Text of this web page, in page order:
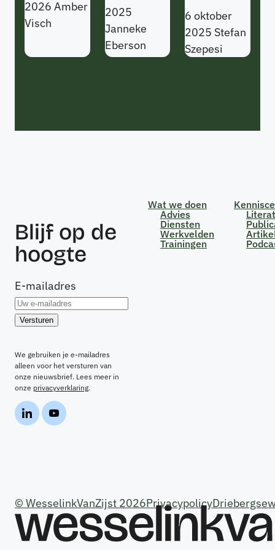
2026 Amber
Visch
2025
Janneke
Eberson
6 oktober
2025 Stefan
Szepesi
Blijf op de
hoogte
E-mailadres
We gebruiken je e-mailadres
alleen voor het versturen van
onze nieuwsbrief. Lees meer in
onze privacyverklaring.
Wat we doen
Advies
Diensten
Werkvelden
Trainingen
© WesselinkVanZijst 2026Privacypolicy